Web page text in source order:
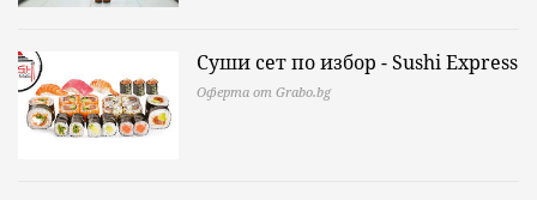
Суши сет по избор - Sushi Express
Оферта от Grabo.bg